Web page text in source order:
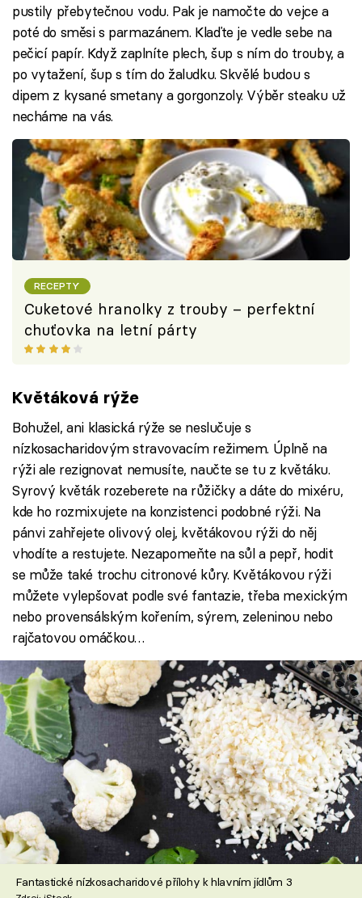
pustily přebytečnou vodu. Pak je namočte do vejce a
poté do směsi s parmazánem. Klaďte je vedle sebe na
pečicí papír. Když zaplníte plech, šup s ním do trouby, a
po vytažení, šup s tím do žaludku. Skvělé budou s
dipem z kysané smetany a gorgonzoly. Výběr steaku už
necháme na vás.
RECEPTY
Cuketové hranolky z trouby – perfektní
chuťovka na letní párty
Květáková rýže
Bohužel, ani klasická rýže se neslučuje s
nízkosacharidovým stravovacím režimem. Úplně na
rýži ale rezignovat nemusíte, naučte se tu z květáku.
Syrový květák rozeberete na růžičky a dáte do mixéru,
kde ho rozmixujete na konzistenci podobné rýži. Na
pánvi zahřejete olivový olej, květákovou rýži do něj
vhodíte a restujete. Nezapomeňte na sůl a pepř, hodit
se může také trochu citronové kůry. Květákovou rýži
můžete vylepšovat podle své fantazie, třeba mexickým
nebo provensálským kořením, sýrem, zeleninou nebo
rajčatovou omáčkou…
Fantastické nízkosacharidové přílohy k hlavním jídlům 3